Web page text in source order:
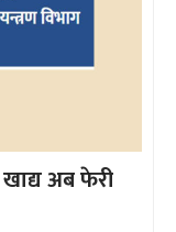
अब फेरी